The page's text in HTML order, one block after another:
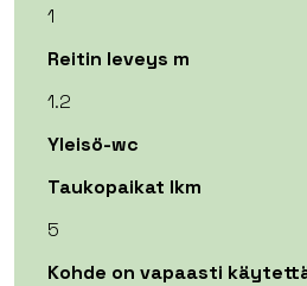
1
Reitin leveys m
1.2
Yleisö-wc
Taukopaikat lkm
5
Kohde on vapaasti